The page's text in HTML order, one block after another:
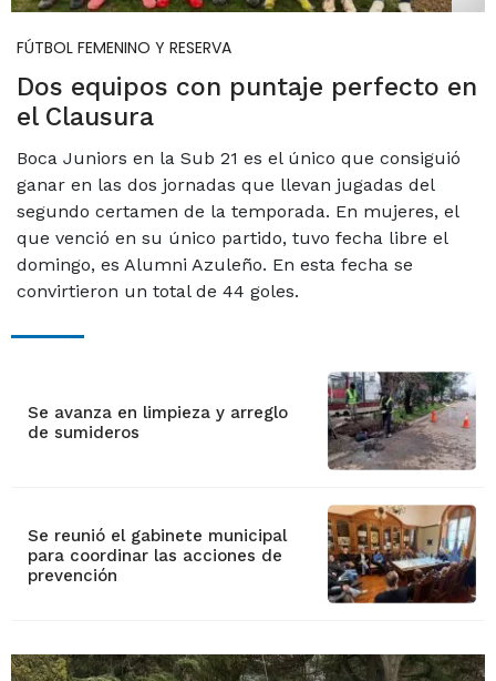
FÚTBOL FEMENINO Y RESERVA
Dos equipos con puntaje perfecto en
el Clausura
Boca Juniors en la Sub 21 es el único que consiguió
ganar en las dos jornadas que llevan jugadas del
segundo certamen de la temporada. En mujeres, el
que venció en su único partido, tuvo fecha libre el
domingo, es Alumni Azuleño. En esta fecha se
convirtieron un total de 44 goles.
Se avanza en limpieza y arreglo
de sumideros
Se reunió el gabinete municipal
para coordinar las acciones de
prevención